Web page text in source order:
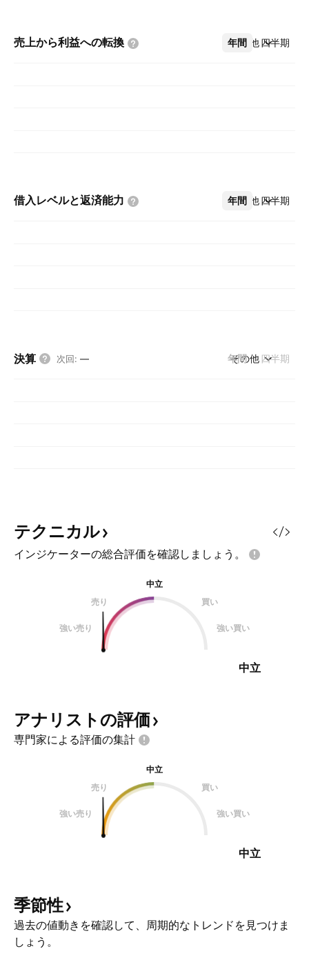
売上から利益への転換 年間 四半期
その他
借入レベルと返済能力 年間 四半期
その他
決算 次回: — 年間 四半期
その他
テクニカル
インジケーターの総合評価を確認しましょう。
中立
売り
買い
強い売り 強い買い
中立
アナリストの評価
専門家による評価の集計
中立
売り
買い
強い売り 強い買い
中立
季節性
過去の値動きを確認して、周期的なトレンドを見つけま
しょう。